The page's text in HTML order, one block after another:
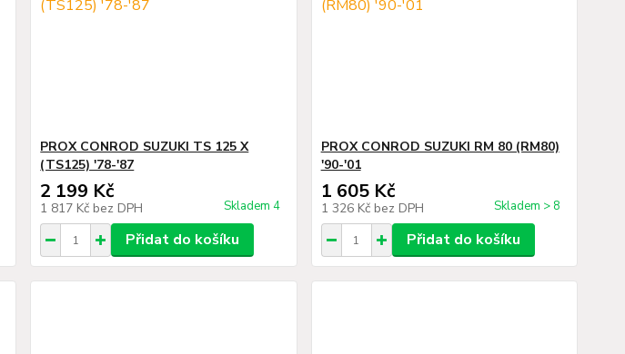
PROX CONROD SUZUKI TS 125 X
(TS125) '78-'87
2 199 Kč
1 817 Kč bez DPH Skladem 4
Přidat do košíku
PROX CONROD SUZUKI RM 80 (RM80)
'90-'01
1 605 Kč
1 326 Kč bez DPH Skladem > 8
Přidat do košíku